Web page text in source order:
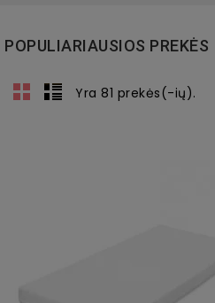
POPULIARIAUSIOS PREKĖS
Yra 81 prekės(-ių).